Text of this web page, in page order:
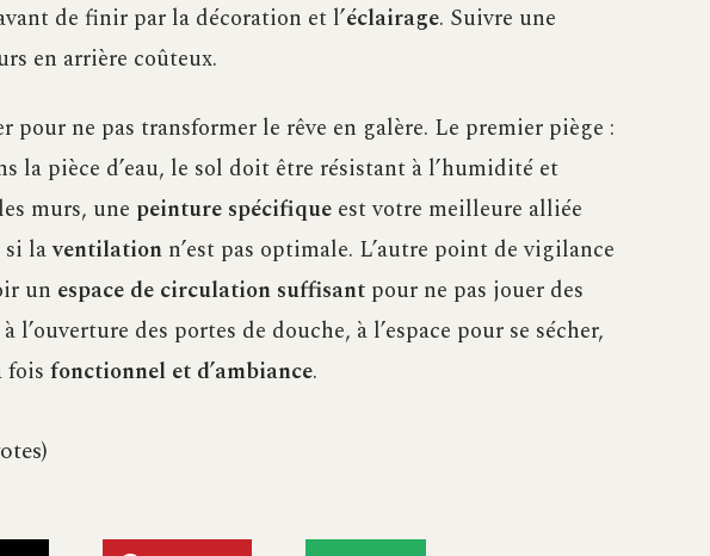
de finir par la décoration et l’éclairage. Suivre une
en arrière coûteux.
pour ne pas transformer le rêve en galère. Le premier piège :
la pièce d’eau, le sol doit être résistant à l’humidité et
murs, une peinture spécifique est votre meilleure alliée
si laventilation n’est pas optimale. L’autre point de vigilance
un espace de circulation suffisant pour ne pas jouer des
l’ouverture des portes de douche, à l’espace pour se sécher,
fois fonctionnel et d’ambiance.